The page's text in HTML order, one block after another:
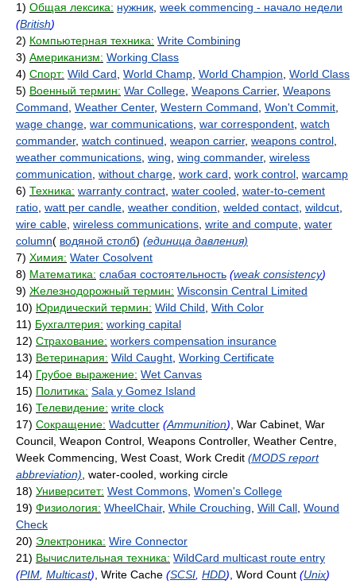
1) Общая лексика: нужник week commencing - начало недели
(British)
2) Компьютерная техника: Write Combining
3) Американизм: Working Class
4) Спорт: Wild Card World Champ World Champion World Class
5) Военный термин: War College Weapons Carrier, Weapons
Command Weather Center, Western Command Won't Commit
wage change war communications war correspondent watch
commander, watch continued weapon carrier, weapons control
weather communications wing wing commander, wireless
communication without charge work card work control warcamp
6) Техника: warranty contract water cooled water-to-cement
ratio watt per candle weather condition welded contact wildcut
wire cable wireless communications write and compute water
column( водяной столб) (единица давления)
7) Химия: Water Cosolvent
8) Математика: слабая состоятельность (weak consistency)
9) Железнодорожный термин: Wisconsin Central Limited
10) Юридический термин: Wild Child With Color
11) Бухгалтерия: working capital
12) Страхование: workers compensation insurance
13) Ветеринария: Wild Caught Working Certificate
14) Грубое выражение: Wet Canvas
15) Политика: Sala y Gomez Island
16) Телевидение: write clock
17) Сокращение: Wadcutter (Ammunition) , War Cabinet, War
Council, Weapon Control, Weapons Controller, Weather Centre,
Week Commencing, West Coast, Work Credit (MODS report
abbreviation) , water-cooled, working circle
18) Университет: West Commons Women's College
19) Физиология: WheelChair, While Crouching Will Call Wound
Check
20) Электроника: Wire Connector
21) Вычислительная техника: WildCard multicast route entry
(PIM Multicast) , Write Cache (SCSI HDD) , Word Count (Unix)